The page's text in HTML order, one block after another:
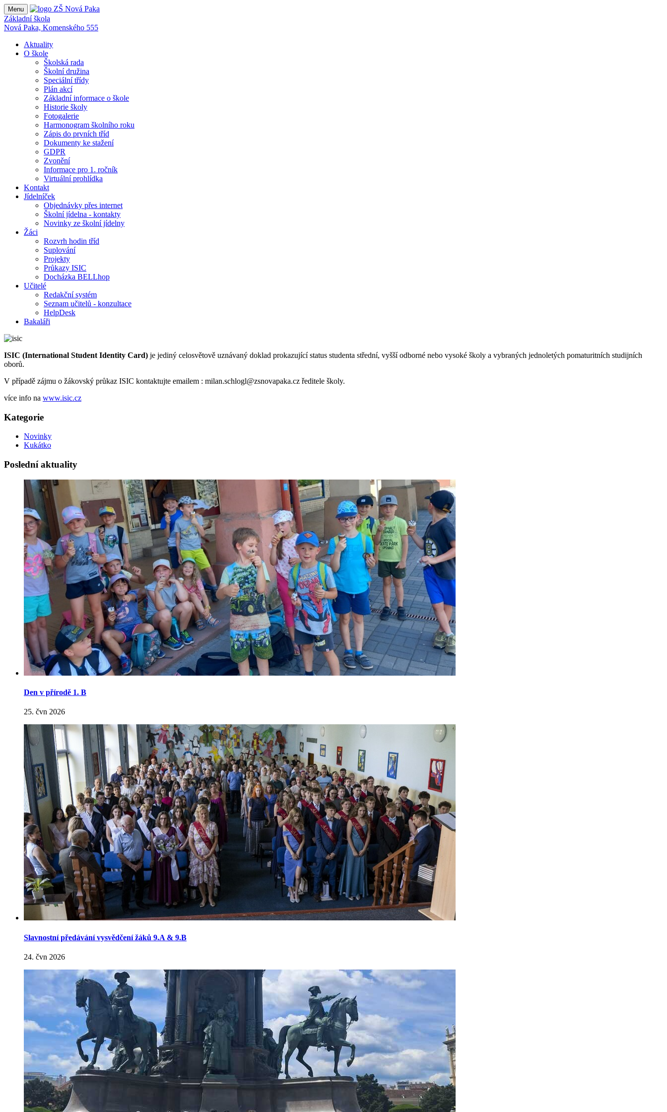
Menu
Základní škola
Nová Paka, Komenského 555
Aktuality
O škole
Školská rada
Školní družina
Speciální třídy
Plán akcí
Základní informace o škole
Historie školy
Fotogalerie
Harmonogram školního roku
Zápis do prvních tříd
Dokumenty ke stažení
GDPR
Zvonění
Informace pro 1. ročník
Virtuální prohlídka
Kontakt
Jídelníček
Objednávky přes internet
Školní jídelna - kontakty
Novinky ze školní jídelny
Žáci
Rozvrh hodin tříd
Suplování
Projekty
Průkazy ISIC
Docházka BELLhop
Učitelé
Redakční systém
Seznam učitelů - konzultace
HelpDesk
Bakaláři
ISIC (International Student Identity Card) je jediný celosvětově uznávaný doklad prokazující status studenta střední, vyšší odborné nebo vysoké školy a vybraných jednoletých pomaturitních studijních
oborů.
V případě zájmu o žákovský průkaz ISIC kontaktujte emailem : milan.schlogl@zsnovapaka.cz ředitele školy.
více info na www.isic.cz
Kategorie
Novinky
Kukátko
Poslední aktuality
Den v přírodě 1. B
25. čvn 2026
Slavnostní předávání vysvědčení žáků 9.A & 9.B
24. čvn 2026